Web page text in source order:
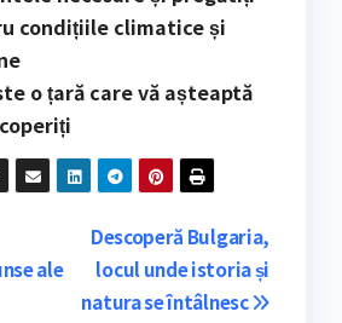
condițiile climatice și
o țară care vă așteaptă
Descoperă Bulgaria,
locul unde istoria și
natura se întâlnesc
ale